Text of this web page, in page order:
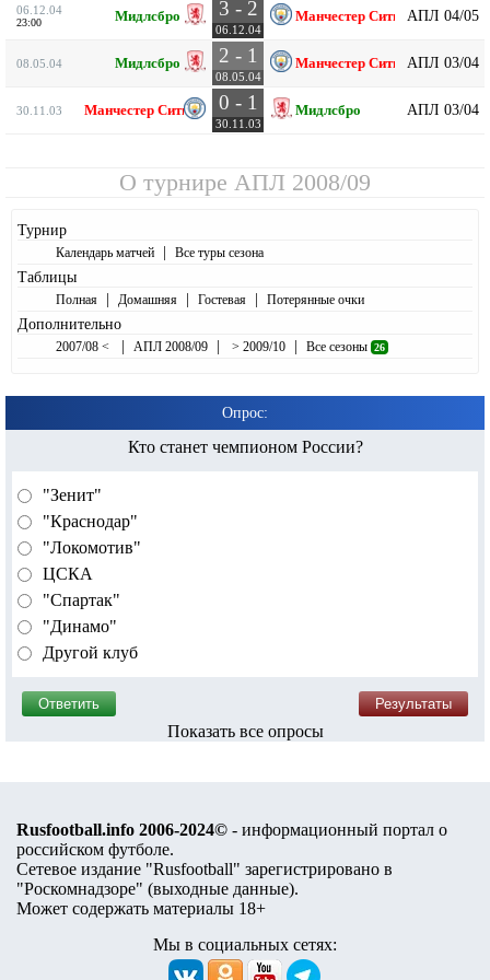
06.12.04
23:00 Мидлсбро 3 - 2
06.12.04
Манчестер Сити АПЛ 04/05
08.05.04 Мидлсбро 2 - 1
08.05.04
Манчестер Сити АПЛ 03/04
30.11.03 Манчестер Сити 0 - 1
30.11.03
Мидлсбро АПЛ 03/04
О турнире АПЛ 2008/09
Турнир
Календарь матчей | Все туры сезона
Таблицы
Полная | Домашняя | Гостевая | Потерянные очки
Дополнительно
2007/08 < | АПЛ 2008/09 | > 2009/10 | Все сезоны 26
Опрос:
Кто станет чемпионом России?
"Зенит"
"Краснодар"
"Локомотив"
ЦСКА
"Спартак"
"Динамо"
Другой клуб
Показать все опросы
Rusfootball.info 2006-2024© - информационный портал о
российском футболе.
Сетевое издание "Rusfootball" зарегистрировано в
"Роскомнадзоре" (выходные данные).
Может содержать материалы 18+
Мы в социальных сетях: